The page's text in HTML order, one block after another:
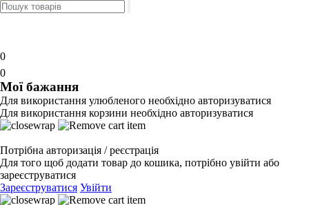
0
0
Мої бажання
Для використання улюбленого необхідно авторизуватися
Для використання корзини необхідно авторизуватися
Потрібна авторизація / реєстрація
Для того щоб додати товар до кошика, потрібно увійти або
зареєструватися
Зареєструватися Увійти